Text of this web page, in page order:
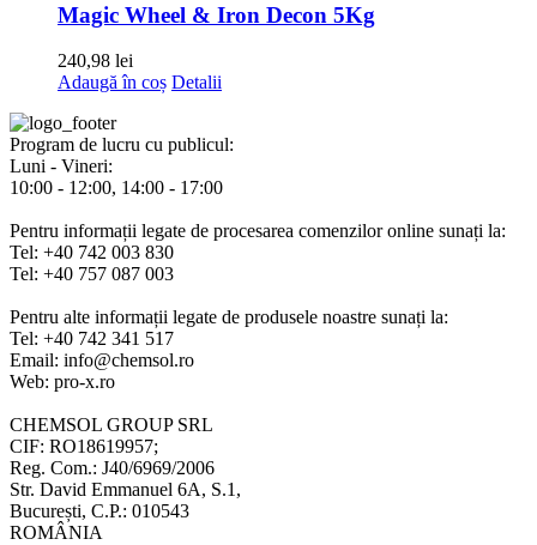
Magic Wheel & Iron Decon 5Kg
240,98 lei
Adaugă în coș Detalii
Program de lucru cu publicul:
Luni - Vineri:
10:00 - 12:00, 14:00 - 17:00
Pentru informații legate de procesarea comenzilor online sunați la:
Tel: +40 742 003 830
Tel: +40 757 087 003
Pentru alte informații legate de produsele noastre sunați la:
Tel: +40 742 341 517
Email: info@chemsol.ro
Web: pro-x.ro
CHEMSOL GROUP SRL
CIF: RO18619957;
Reg. Com.: J40/6969/2006
Str. David Emmanuel 6A, S.1,
București, C.P.: 010543
ROMÂNIA